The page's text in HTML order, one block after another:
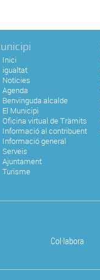
Inici
igualtat
Notícies
Agenda
Benvinguda alcalde
El Municipi
Oficina virtual de Tràmits
Informació al contribuent
Informació general
Serveis
Ajuntament
Turisme
Col·labora